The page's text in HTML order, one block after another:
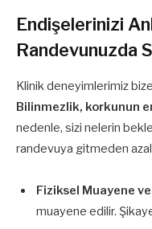
Endişelerinizi
Randevunuzda
Klinik deneyimlerimiz
Bilinmezlik, korkunun
nedenle, sizi nelerin
randevuya gitmeden
Fiziksel Muayene
muayene edilir.